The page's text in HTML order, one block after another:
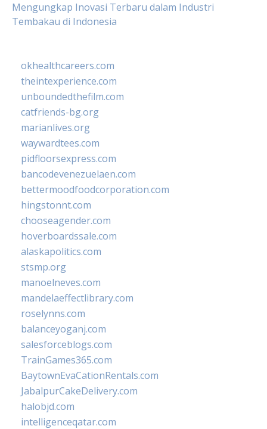
Mengungkap Inovasi Terbaru dalam Industri
Tembakau di Indonesia
okhealthcareers.com
theintexperience.com
unboundedthefilm.com
catfriends-bg.org
marianlives.org
waywardtees.com
pidfloorsexpress.com
bancodevenezuelaen.com
bettermoodfoodcorporation.com
hingstonnt.com
chooseagender.com
hoverboardssale.com
alaskapolitics.com
stsmp.org
manoelneves.com
mandelaeffectlibrary.com
roselynns.com
balanceyoganj.com
salesforceblogs.com
TrainGames365.com
BaytownEvaCationRentals.com
JabalpurCakeDelivery.com
halobjd.com
intelligenceqatar.com